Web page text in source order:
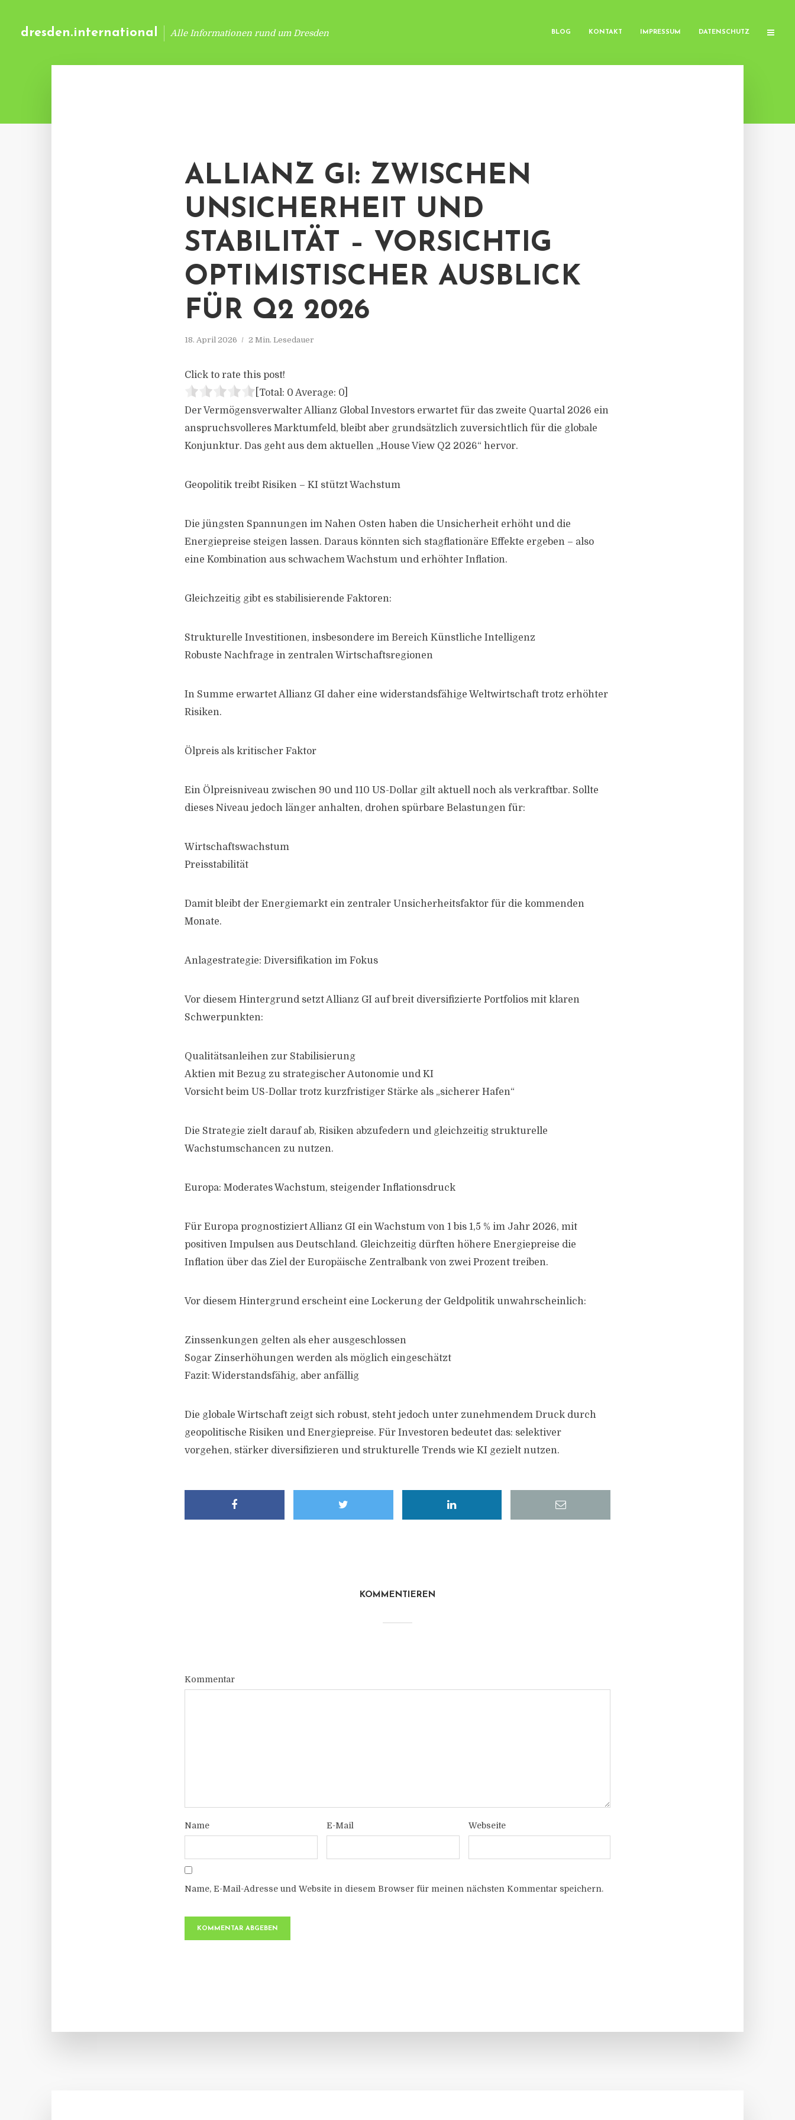
dresden.international Alle Informationen rund um Dresden BLOG KONTAKT IMPRESSUM DATENSCHUTZ
ALLIANZ GI: ZWISCHEN
UNSICHERHEIT UND
STABILITÄT – VORSICHTIG
OPTIMISTISCHER AUSBLICK
FÜR Q2 2026
18. April 2026 2 Min. Lesedauer
Click to rate this post!
[Total: 0 Average: 0
Der Vermögensverwalter Allianz Global Investors erwartet für das zweite Quartal 2026 ein
anspruchsvolleres Marktumfeld, bleibt aber grundsätzlich zuversichtlich für die globale
Konjunktur. Das geht aus dem aktuellen „House View Q2 2026“ hervor.
Geopolitik treibt Risiken – KI stützt Wachstum
Die jüngsten Spannungen im Nahen Osten haben die Unsicherheit erhöht und die
Energiepreise steigen lassen. Daraus könnten sich stagflationäre Effekte ergeben – also
eine Kombination aus schwachem Wachstum und erhöhter Inflation.
Gleichzeitig gibt es stabilisierende Faktoren:
Strukturelle Investitionen, insbesondere im Bereich Künstliche Intelligenz
Robuste Nachfrage in zentralen Wirtschaftsregionen
In Summe erwartet Allianz GI daher eine widerstandsfähige Weltwirtschaft trotz erhöhter
Risiken.
Ölpreis als kritischer Faktor
Ein Ölpreisniveau zwischen 90 und 110 US-Dollar gilt aktuell noch als verkraftbar. Sollte
dieses Niveau jedoch länger anhalten, drohen spürbare Belastungen für:
Wirtschaftswachstum
Preisstabilität
Damit bleibt der Energiemarkt ein zentraler Unsicherheitsfaktor für die kommenden
Monate.
Anlagestrategie: Diversifikation im Fokus
Vor diesem Hintergrund setzt Allianz GI auf breit diversifizierte Portfolios mit klaren
Schwerpunkten:
Qualitätsanleihen zur Stabilisierung
Aktien mit Bezug zu strategischer Autonomie und KI
Vorsicht beim US-Dollar trotz kurzfristiger Stärke als „sicherer Hafen“
Die Strategie zielt darauf ab, Risiken abzufedern und gleichzeitig strukturelle
Wachstumschancen zu nutzen.
Europa: Moderates Wachstum, steigender Inflationsdruck
Für Europa prognostiziert Allianz GI ein Wachstum von 1 bis 1,5 % im Jahr 2026, mit
positiven Impulsen aus Deutschland. Gleichzeitig dürften höhere Energiepreise die
Inflation über das Ziel der Europäische Zentralbank von zwei Prozent treiben.
Vor diesem Hintergrund erscheint eine Lockerung der Geldpolitik unwahrscheinlich:
Zinssenkungen gelten als eher ausgeschlossen
Sogar Zinserhöhungen werden als möglich eingeschätzt
Fazit: Widerstandsfähig, aber anfällig
Die globale Wirtschaft zeigt sich robust, steht jedoch unter zunehmendem Druck durch
geopolitische Risiken und Energiepreise. Für Investoren bedeutet das: selektiver
vorgehen, stärker diversifizieren und strukturelle Trends wie KI gezielt nutzen.
KOMMENTIEREN
Kommentar
Name E-Mail Webseite
Name, E-Mail-Adresse und Website in diesem Browser für meinen nächsten Kommentar speichern.